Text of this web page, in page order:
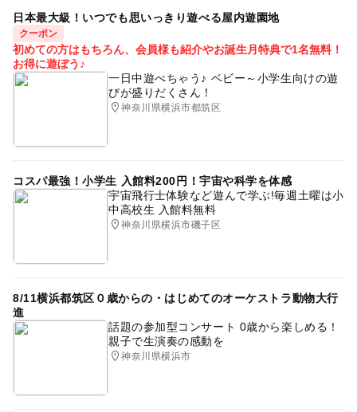
日本最大級！いつでも思いっきり遊べる屋内遊園地
クーポン
初めての方はもちろん、会員様も紹介やお誕生月特典で1名無料！
お得に遊ぼう♪
一日中遊べちゃう♪ ベビー～小学生向けの遊
びが盛りだくさん！
神奈川県横浜市都筑区
コスパ最強！小学生 入館料200円！宇宙や科学を体感
宇宙飛行士体験など遊んで学ぶ!毎週土曜は小
中高校生 入館料無料
神奈川県横浜市磯子区
8/11横浜都筑区０歳からの・はじめてのオーケストラ動物大行
進
話題の参加型コンサート 0歳から楽しめる！
親子で生演奏の感動を
神奈川県横浜市